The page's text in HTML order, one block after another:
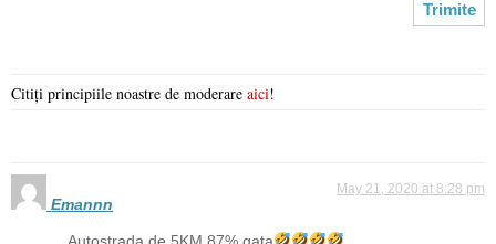
Citiți principiile noastre de moderare aici!
Emannn
May 21, 2020 at 8:28 pm
Autostrada de 5KM 87% gata